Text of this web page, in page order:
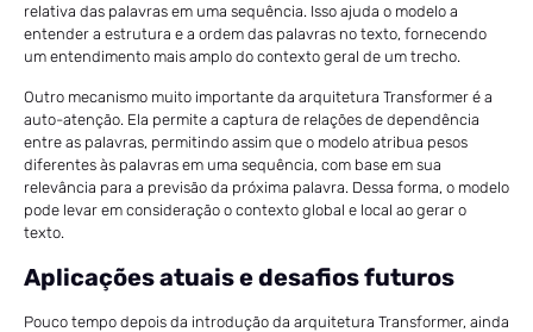
relativa das palavras em uma sequência. Isso ajuda o modelo a
entender a estrutura e a ordem das palavras no texto, fornecendo
um entendimento mais amplo do contexto geral de um trecho.
Outro mecanismo muito importante da arquitetura Transformer é a
auto-atenção. Ela permite a captura de relações de dependência
entre as palavras, permitindo assim que o modelo atribua pesos
diferentes às palavras em uma sequência, com base em sua
relevância para a previsão da próxima palavra. Dessa forma, o modelo
pode levar em consideração o contexto global e local ao gerar o
texto.
Aplicações atuais e desafios futuros
Pouco tempo depois da introdução da arquitetura Transformer, ainda